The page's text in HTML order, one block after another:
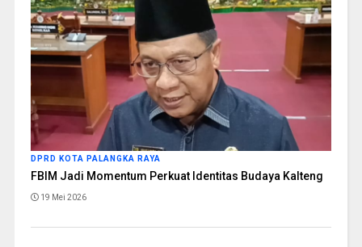
DPRD KOTA PALANGKA RAYA
FBIM Jadi Momentum Perkuat Identitas Budaya Kalteng
19 Mei 2026